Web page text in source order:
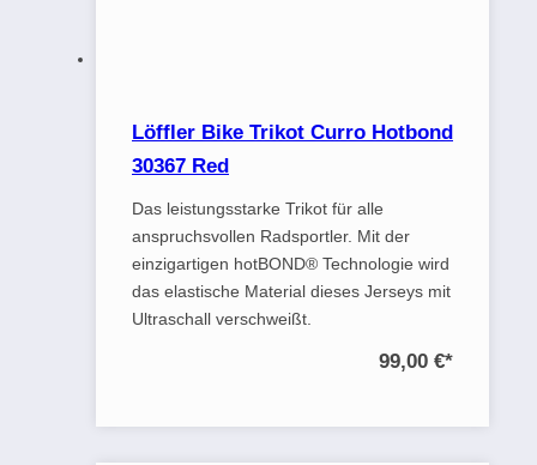
Löffler Bike Trikot Curro Hotbond
30367 Red
Das leistungsstarke Trikot für alle
anspruchsvollen Radsportler. Mit der
einzigartigen hotBOND® Technologie wird
das elastische Material dieses Jerseys mit
Ultraschall verschweißt.
99,00 €*